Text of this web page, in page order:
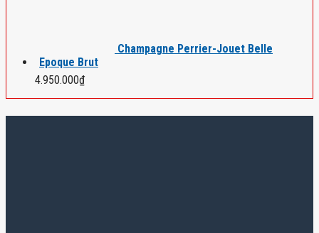
Champagne Perrier-Jouet Belle
Epoque Brut
4.950.000₫